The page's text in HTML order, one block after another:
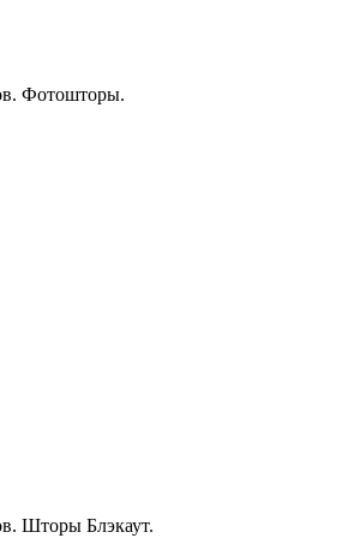
Фотошторы.
Шторы Блэкаут.